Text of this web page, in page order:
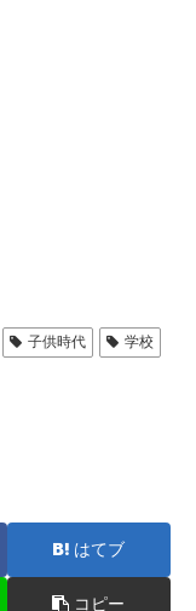
子供時代
学校
はてブ
コピー